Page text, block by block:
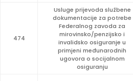
474
Usluge prijevoda službene
dokumentacije za potrebe
Federalnog zavoda za
mirovinsko/penzijsko i
invalidsko osiguranje u
primjeni međunarodnih
ugovora o socijalnom
osiguranju